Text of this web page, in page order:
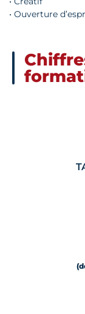
• Ouverture